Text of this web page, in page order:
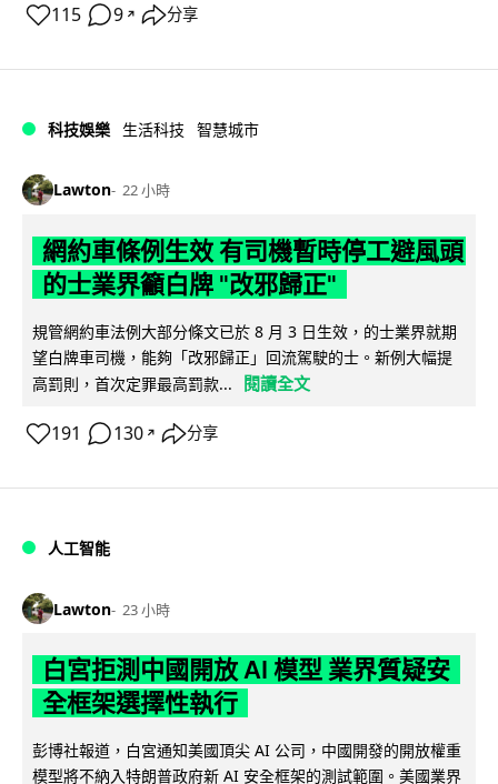
115 9 ↗ 分享
科技娛樂 生活科技 智慧城市
Lawton 22 小時
網約車條例生效 有司機暫時停工避風頭
的士業界籲白牌 "改邪歸正"
規管網約車法例大部分條文已於 8 月 3 日生效，的士業界就期
望白牌車司機，能夠「改邪歸正」回流駕駛的士。新例大幅提
高罰則，首次定罪最高罰款...
閱讀全文
191 130 ↗ 分享
人工智能
Lawton 23 小時
白宮拒測中國開放 AI 模型 業界質疑安
全框架選擇性執行
彭博社報道，白宮通知美國頂尖 AI 公司，中國開發的開放權重
模型將不納入特朗普政府新 AI 安全框架的測試範圍。美國業界